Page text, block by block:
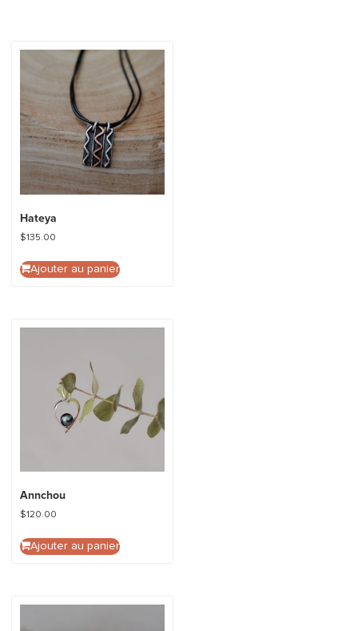
Hateya
$135.00
Ajouter au panier
Annchou
$120.00
Ajouter au panier